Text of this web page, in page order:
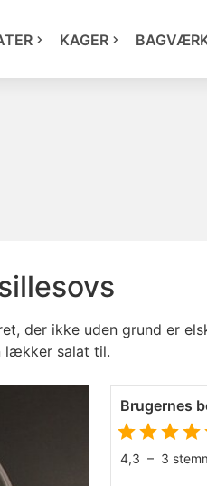
KAGER
der ikke uden grund er
lækker salat til.
Brugernes
4,3 – 3